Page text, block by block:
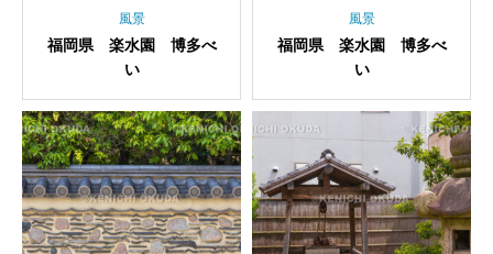
風景
福岡県 楽水園 博多べ
い
風景
福岡県 楽水園 博多べ
い